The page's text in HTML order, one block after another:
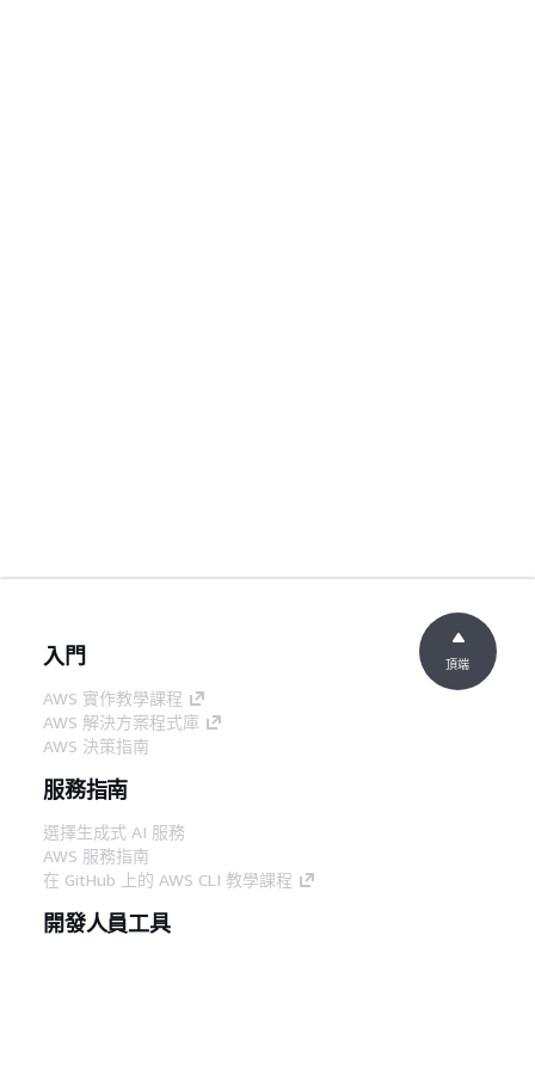
入門
AWS 實作教學課程
AWS 解決方案程式庫
AWS 決策指南
服務指南
選擇生成式 AI 服務
AWS 服務指南
在 GitHub 上的 AWS CLI 教學課程
開發人員工具
頂端